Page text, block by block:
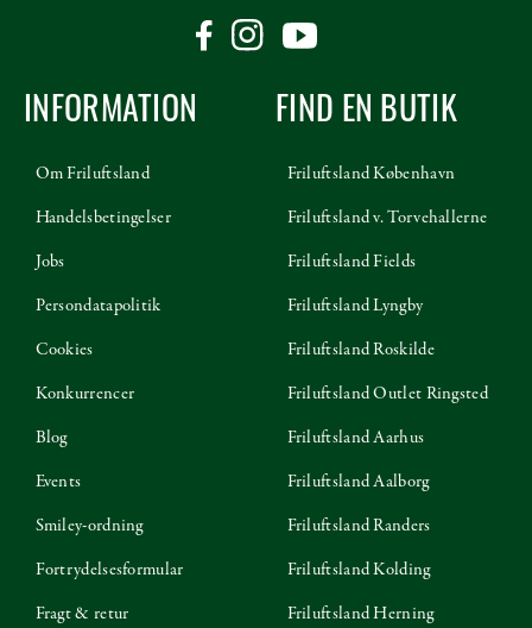
INFORMATION
Om Friluftsland
Handelsbetingelser
Jobs
Persondatapolitik
Cookies
Konkurrencer
Blog
Events
Smiley-ordning
Fortrydelsesformular
Fragt & retur
FIND EN BUTIK
Friluftsland København
Friluftsland v. Torvehallerne
Friluftsland Fields
Friluftsland Lyngby
Friluftsland Roskilde
Friluftsland Outlet Ringsted
Friluftsland Aarhus
Friluftsland Aalborg
Friluftsland Randers
Friluftsland Kolding
Friluftsland Herning